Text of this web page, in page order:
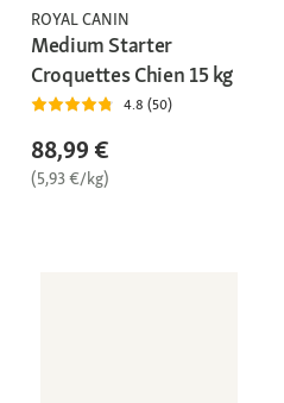
ROYAL CANIN
Medium Starter
Croquettes Chien 15 kg
4.8 (50)
88,99 €
(5,93 €/kg)